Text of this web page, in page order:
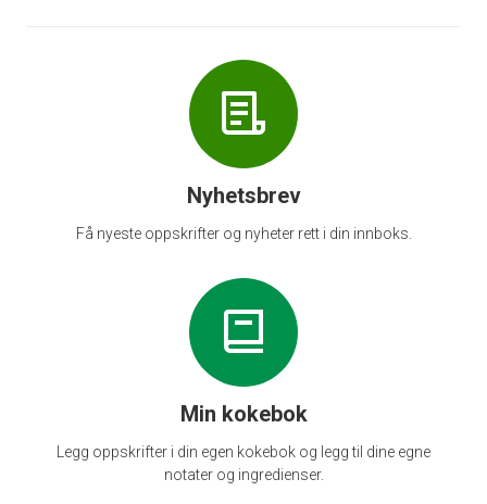
Nyhetsbrev
Få nyeste oppskrifter og nyheter rett i din innboks.
Min kokebok
Legg oppskrifter i din egen kokebok og legg til dine egne
notater og ingredienser.